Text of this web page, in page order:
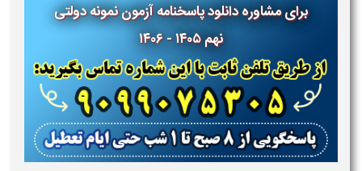
برای مشاوره دانلود پاسخنامه آزمون نمونه دولتی
نهم ۱۴۰۵ - ۱۴۰۶